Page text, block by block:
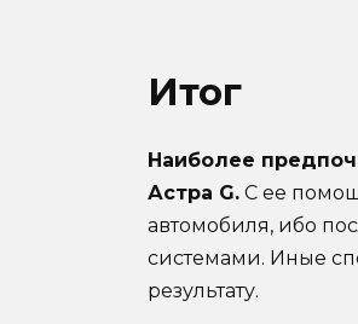
Итог
Наиболее
Астра G. С ее
автомобиля, ибо
системами. Иные
результату.